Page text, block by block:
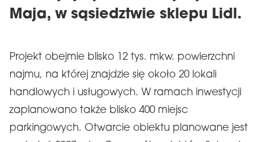
Maja, w sąsiedztwie sklepu Lidl.
Projekt obejmie blisko 12 tys. mkw. powierzchni
najmu, na której znajdzie się około 20 lokali
handlowych i usługowych. W ramach inwestycji
zaplanowano także blisko 400 miejsc
parkingowych. Otwarcie obiektu planowane jest